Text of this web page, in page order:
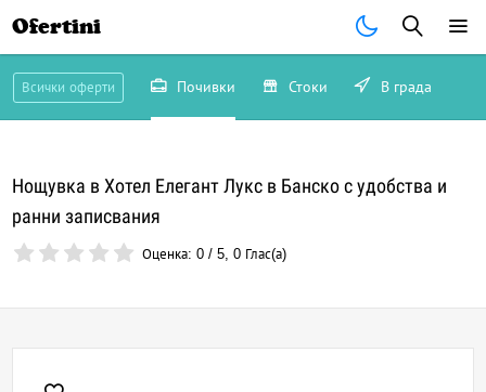
Ofertini
Всички оферти Почивки Стоки В града
Нощувка в Хотел Елегант Лукс в Банско с удобства и
ранни записвания
Оценка:0 /5,0 Глас(а)